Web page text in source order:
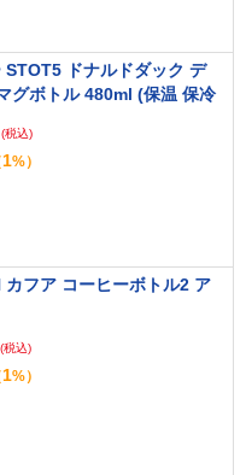
STOT5 ドナルドダック デ
グボトル 480ml (保温 保冷
筒 ワンタッチオープン)]
(税込)
1%）
フア コーヒーボトル2 ア
(税込)
1%）